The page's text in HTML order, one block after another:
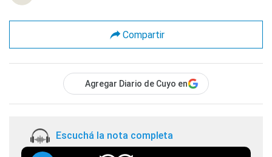
Compartir
Agregar Diario de Cuyo en
Escuchá la nota completa